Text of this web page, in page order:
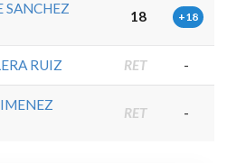
SANCHEZ
18 +18
RUIZ RET -
RET -